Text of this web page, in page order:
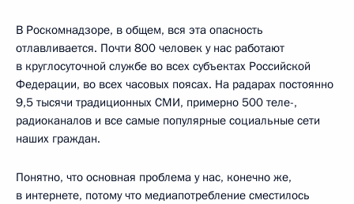
В Роскомнадзоре, в общем, вся эта опасность
отлавливается. Почти 800 человек у нас работают
в круглосуточной службе во всех субъектах Российской
Федерации, во всех часовых поясах. На радарах постоянно
9,5 тысячи традиционных СМИ, примерно 500 теле-,
радиоканалов и все самые популярные социальные сети
наших граждан.
Понятно, что основная проблема у нас, конечно же,
в интернете, потому что медиапотребление сместилось